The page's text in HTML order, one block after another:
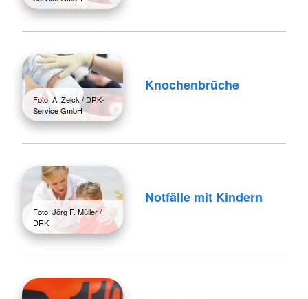
Foto: A. Zelck / DRK-
Service GmbH
Knochenbrüche
Foto: Jörg F. Müller /
DRK
Notfälle mit Kindern